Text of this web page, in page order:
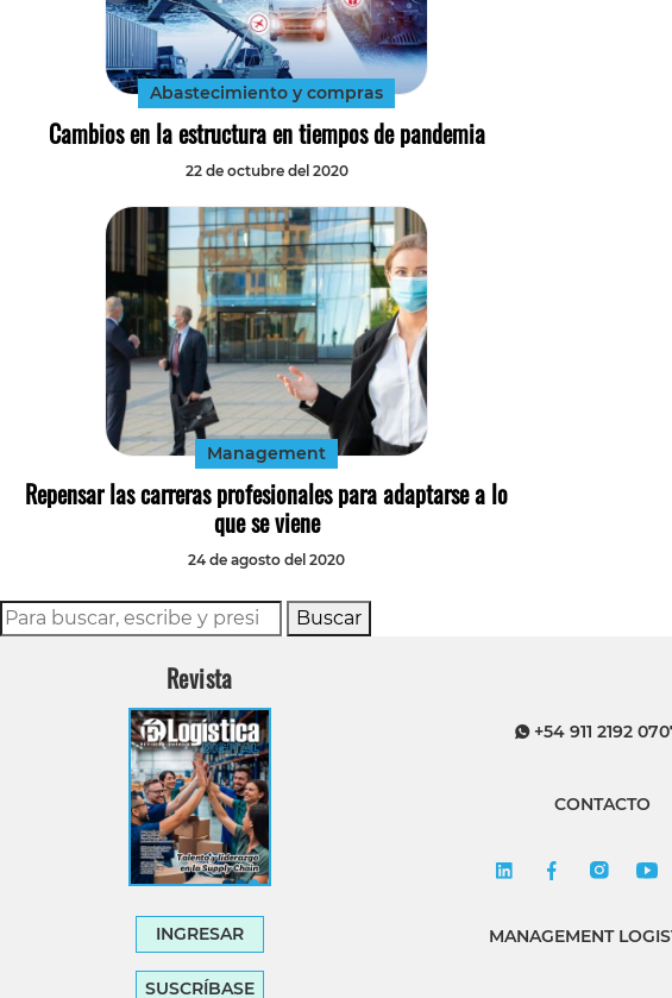
Abastecimiento y compras
Cambios en la estructura en tiempos de pandemia
22 de octubre del 2020
Management
Repensar las carreras profesionales para adaptarse a lo
que se viene
24 de agosto del 2020
Buscar
Revista
INGRESAR
SUSCRÍBASE
+54 911 2192
CONTACTO
MANAGEMENT